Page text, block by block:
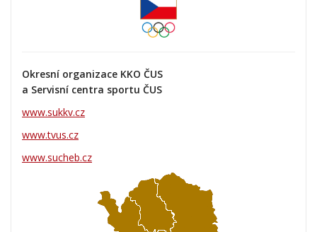
Okresní organizace KKO ČUS
a Servisní centra sportu ČUS
www.sukkv.cz
www.tvus.cz
www.sucheb.cz